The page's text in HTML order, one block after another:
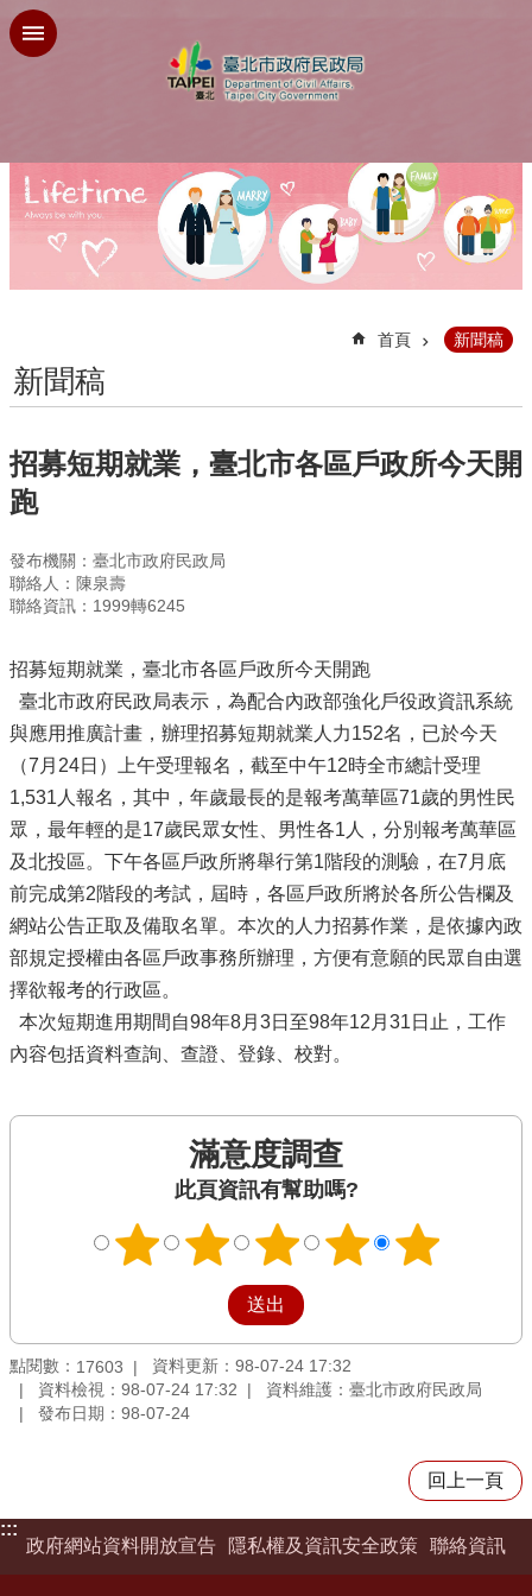
跳到主要內容區塊
首頁 新聞稿
新聞稿
招募短期就業，臺北市各區戶政所今天開
跑
發布機關：臺北市政府民政局
聯絡人：陳泉壽
聯絡資訊：1999轉6245
招募短期就業，臺北市各區戶政所今天開跑
臺北市政府民政局表示，為配合內政部強化戶役政資訊系統
與應用推廣計畫，辦理招募短期就業人力152名，已於今天
（7月24日）上午受理報名，截至中午12時全市總計受理
1,531人報名，其中，年歲最長的是報考萬華區71歲的男性民
眾，最年輕的是17歲民眾女性、男性各1人，分別報考萬華區
及北投區。下午各區戶政所將舉行第1階段的測驗，在7月底
前完成第2階段的考試，屆時，各區戶政所將於各所公告欄及
網站公告正取及備取名單。本次的人力招募作業，是依據內政
部規定授權由各區戶政事務所辦理，方便有意願的民眾自由選
擇欲報考的行政區。
本次短期進用期間自98年8月3日至98年12月31日止，工作
內容包括資料查詢、查證、登錄、校對。
滿意度調查
此頁資訊有幫助嗎?
點閱數： 17603
資料更新：98-07-24 17:32
資料檢視：98-07-24 17:32
資料維護：臺北市政府民政局
發布日期：98-07-24
回上一頁
:::
政府網站資料開放宣告
隱私權及資訊安全政策 聯絡資訊